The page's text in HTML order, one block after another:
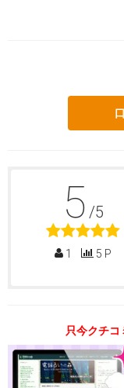
5 /5
1 5 P
只今クチ